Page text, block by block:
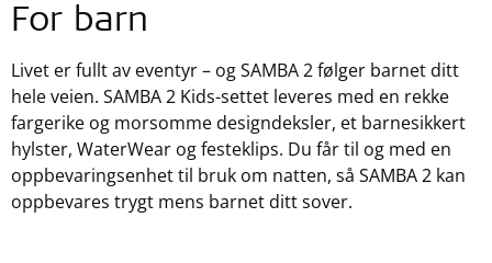
For barn
Livet er fullt av eventyr – og SAMBA 2 følger barnet ditt
hele veien. SAMBA 2 Kids-settet leveres med en rekke
fargerike og morsomme designdeksler, et barnesikkert
hylster, WaterWear og festeklips. Du får til og med en
oppbevaringsenhet til bruk om natten, så SAMBA 2 kan
oppbevares trygt mens barnet ditt sover.